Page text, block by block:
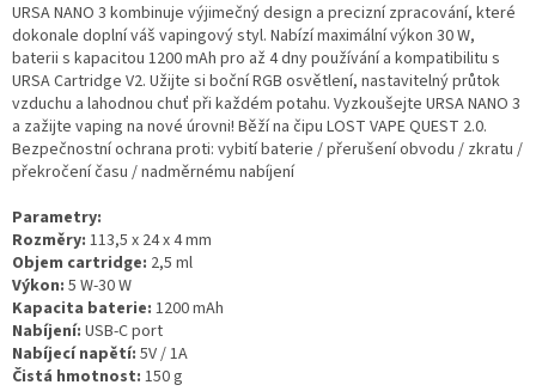
URSA NANO 3 kombinuje výjimečný design a precizní zpracování, které
dokonale doplní váš vapingový styl. Nabízí maximální výkon 30 W,
baterii s kapacitou 1200 mAh pro až 4 dny používání a kompatibilitu s
URSA Cartridge V2. Užijte si boční RGB osvětlení, nastavitelný průtok
vzduchu a lahodnou chuť při každém potahu. Vyzkoušejte URSA NANO 3
a zažijte vaping na nové úrovni! Běží na čipu LOST VAPE QUEST 2.0.
Bezpečnostní ochrana proti: vybití baterie / přerušení obvodu / zkratu /
překročení času / nadměrnému nabíjení
Parametry:
Rozměry: 113,5 x 24 x 4 mm
Objem cartridge: 2,5 ml
Výkon: 5 W-30 W
Kapacita baterie: 1200 mAh
Nabíjení: USB-C port
Nabíjecí napětí: 5V / 1A
Čistá hmotnost: 150 g